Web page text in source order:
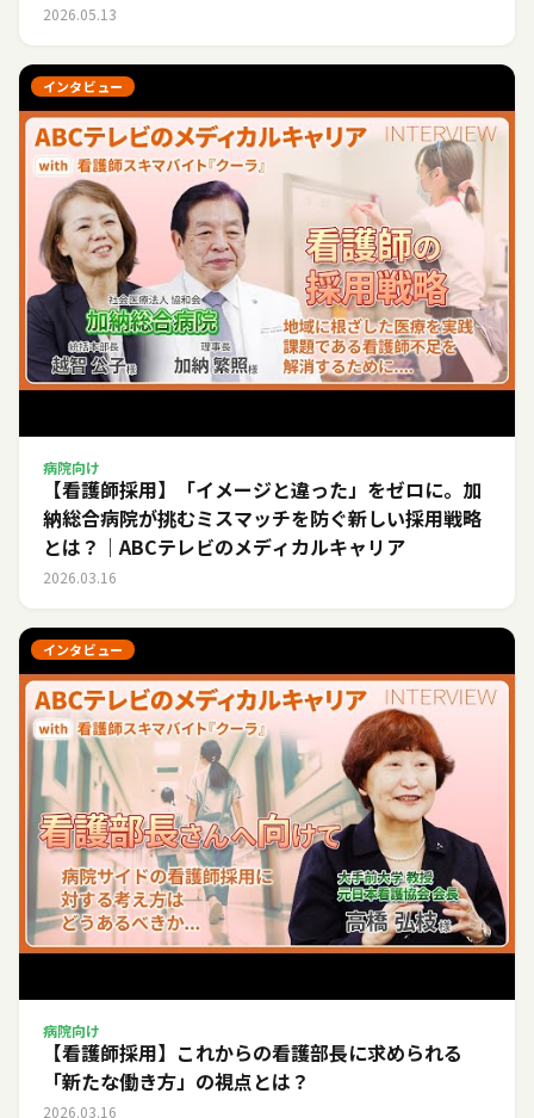
2026.05.13
インタビュー
病院向け
【看護師採用】「イメージと違った」をゼロに。加
納総合病院が挑むミスマッチを防ぐ新しい採用戦略
とは？｜ABCテレビのメディカルキャリア
2026.03.16
インタビュー
病院向け
【看護師採用】これからの看護部長に求められる
「新たな働き方」の視点とは？
2026.03.16